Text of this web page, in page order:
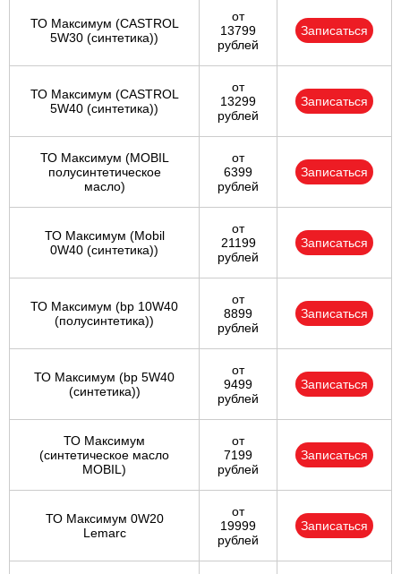
ТО Максимум (CASTROL
5W30 (синтетика))
от
13799
рублей
Записаться
ТО Максимум (CASTROL
5W40 (синтетика))
от
13299
рублей
Записаться
ТО Максимум (MOBIL
полуcинтетическое
масло)
от
6399
рублей
Записаться
ТО Максимум (Mobil
0W40 (синтетика))
от
21199
рублей
Записаться
ТО Максимум (bp 10W40
(полусинтетика))
от
8899
рублей
Записаться
ТО Максимум (bp 5W40
(синтетика))
от
9499
рублей
Записаться
ТО Максимум
(cинтетическое масло
MOBIL)
от
7199
рублей
Записаться
ТО Максимум 0W20
Lemarc
от
19999
рублей
Записаться